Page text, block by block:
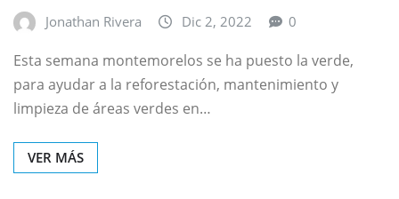
Jonathan Rivera Dic 2, 2022 0
Esta semana montemorelos se ha puesto la verde,
para ayudar a la reforestación, mantenimiento y
limpieza de áreas verdes en…
VER MÁS